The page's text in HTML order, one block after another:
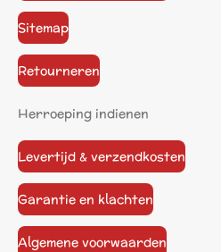
Sitemap
Retourneren
Herroeping indienen
Levertijd & verzendkosten
Garantie en klachten
Algemene voorwaarden